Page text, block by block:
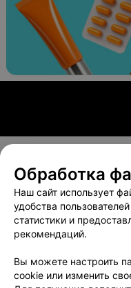
О проекте Новости
Вакансии
Публичный
Обработка
Наш сайт использует
удобства
статистики и
рекомендаций.
Вы можете настроить
cookie или изменить